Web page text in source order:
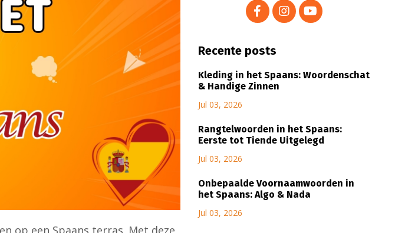
op een Spaans terras. Met deze
Recente posts
Kleding in het Spaans: Woordenschat
& Handige Zinnen
Jul 03, 2026
Rangtelwoorden in het Spaans:
Eerste tot Tiende Uitgelegd
Jul 03, 2026
Onbepaalde Voornaamwoorden in
het Spaans: Algo & Nada
Jul 03, 2026